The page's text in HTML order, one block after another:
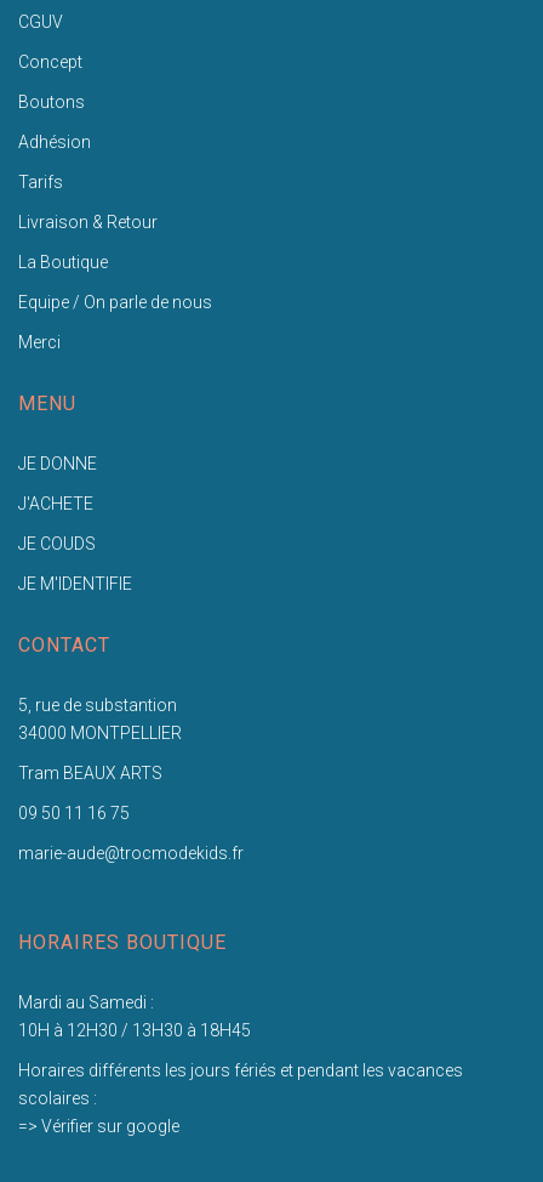
CGUV
Concept
Boutons
Adhésion
Tarifs
Livraison & Retour
La Boutique
Equipe / On parle de nous
Merci
MENU
JE DONNE
J'ACHETE
JE COUDS
JE M'IDENTIFIE
CONTACT
5, rue de substantion
34000 MONTPELLIER
Tram BEAUX ARTS
09 50 11 16 75
marie-aude@trocmodekids.fr
HORAIRES BOUTIQUE
Mardi au Samedi :
10H à 12H30 / 13H30 à 18H45
Horaires différents les jours fériés et pendant les vacances
scolaires :
=> Vérifier sur google